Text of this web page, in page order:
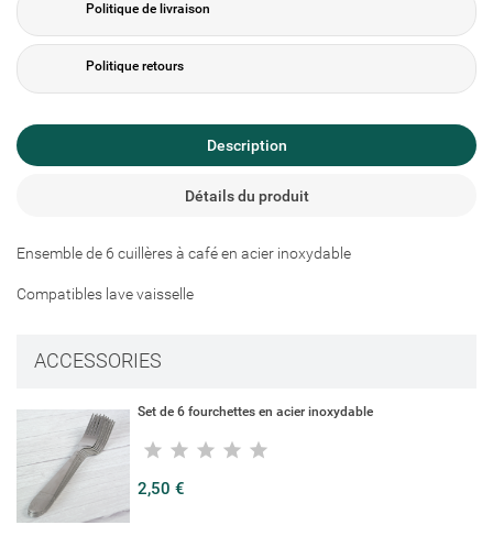
Politique de livraison
Politique retours
Description
Détails du produit
Ensemble de 6 cuillères à café en acier inoxydable
Compatibles lave vaisselle
ACCESSORIES
Set de 6 fourchettes en acier inoxydable
2,50 €
Ajouter à ma liste d'envies
Nom de la liste d'envies
Vous devez être connecté pour ajouter des produits à votre liste